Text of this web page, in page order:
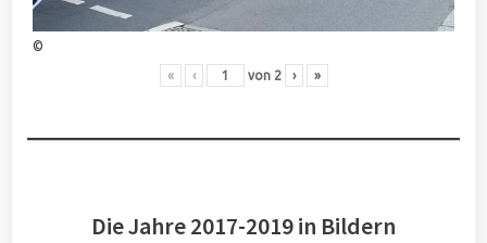
©
« ‹ von 2 › »
Die Jahre 2017-2019 in Bildern